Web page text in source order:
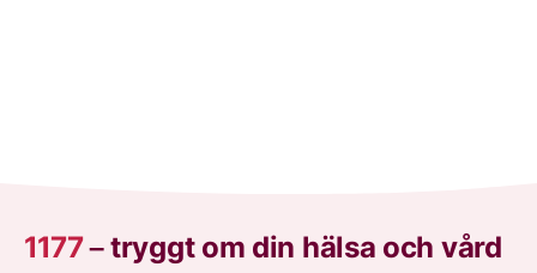
1177–tryggt om din hälsa och vård